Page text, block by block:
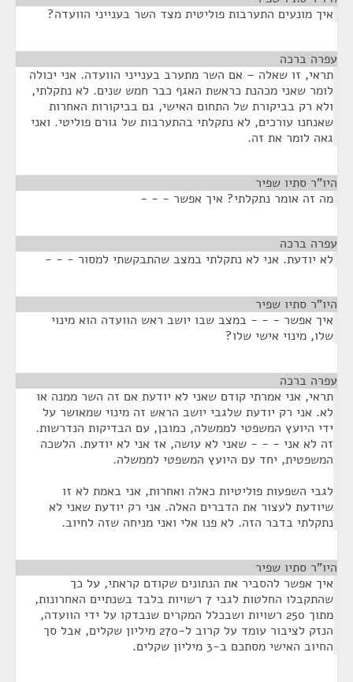
איך מונעים התערבות פוליטית מצד השר בענייני הוועדה?
עפרה ברכה
תראי, זו שאלה – אם השר מתערב בענייני הוועדה. אני יכולה
לומר שאני מכהנת כראשת האגף כבר חמש שנים. לא נתקלתי,
ולא רק בביקורת של התחום האישי, גם בביקורות האחרות
שאנחנו עורכים, לא נתקלתי בהתערבות של גורם פוליטי. ואני
גאה לומר את זה.
היו"ר סתיו שפיר
מה זה אומר נתקלתי? איך אפשר - - -
עפרה ברכה
לא יודעת. אני לא נתקלתי במצב שהתבקשתי למסור - - -
היו"ר סתיו שפיר
איך אפשר - - - במצב שבו יושב ראש הוועדה הוא מינוי
שלו, מינוי אישי שלו?
עפרה ברכה
תראי, אני אמרתי קודם שאני לא יודעת אם זה השר ממנה או
לא. אני רק יודעת שלגבי יושב הראש זה מינוי שמאושר על
ידי היועץ המשפטי לממשלה, כמובן, עם הבדיקות הנדרשות.
זה לא אני - - - שאני לא עושה, אז אני לא יודעת. הלשכה
המשפטית, יחד עם היועץ המשפטי לממשלה.
לגבי השפעות פוליטיות כאלה ואחרות, אני באמת לא זו
שיודעת לעצור את הדברים האלה. אני רק יודעת שאני לא
נתקלתי בדבר הזה. לא פנו אלי ואני מניחה שזה לחיוב.
היו"ר סתיו שפיר
איך אפשר להסביר את הנתונים שקודם קראתי, על כך
שהתקבלו החלטות לגבי 7 רשויות בלבד בשנתיים האחרונות,
מתוך 250 רשויות ושבכלל המקרים שנבדקו על ידי הוועדה,
הנזק לציבור עומד על קרוב ל-270 מיליון שקלים, אבל סך
החיוב האישי מסתכם ב-3 מיליון שקלים.